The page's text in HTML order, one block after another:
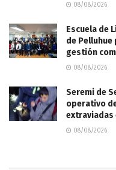
08/08/2026
Escuela de
de
gestión
08/08/2026
Seremi de
operativo
extraviadas
08/08/2026